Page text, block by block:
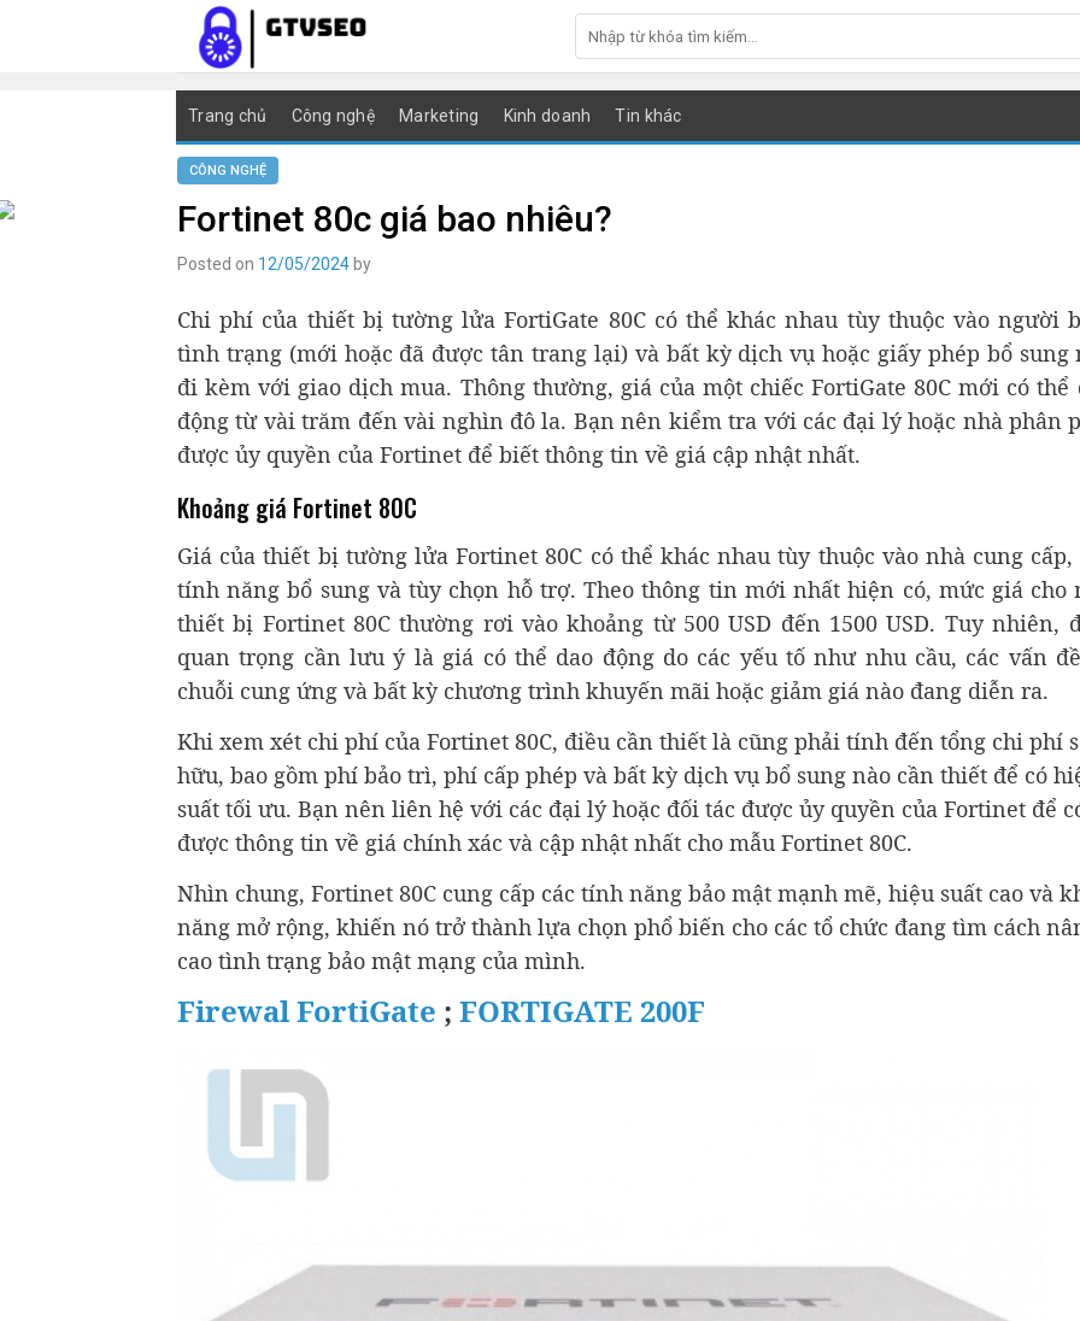
Trang chủ Công nghệ Marketing Kinh doanh Tin khác
CÔNG NGHỆ
Fortinet 80c giá bao nhiêu?
Posted on 12/05/2024 by
Chi phí của thiết bị tường lửa FortiGate 80C có thể khác nhau tùy thuộc vào người
tình trạng (mới hoặc đã được tân trang lại) và bất kỳ dịch vụ hoặc giấy phép bổ sung
đi kèm với giao dịch mua. Thông thường, giá của một chiếc FortiGate 80C mới có thể
động từ vài trăm đến vài nghìn đô la. Bạn nên kiểm tra với các đại lý hoặc nhà phân
được ủy quyền của Fortinet để biết thông tin về giá cập nhật nhất.
Khoảng giá Fortinet 80C
Giá của thiết bị tường lửa Fortinet 80C có thể khác nhau tùy thuộc vào nhà cung cấp,
tính năng bổ sung và tùy chọn hỗ trợ. Theo thông tin mới nhất hiện có, mức giá cho
thiết bị Fortinet 80C thường rơi vào khoảng từ 500 USD đến 1500 USD. Tuy nhiên,
quan trọng cần lưu ý là giá có thể dao động do các yếu tố như nhu cầu, các vấn
chuỗi cung ứng và bất kỳ chương trình khuyến mãi hoặc giảm giá nào đang diễn ra.
Khi xem xét chi phí của Fortinet 80C, điều cần thiết là cũng phải tính đến tổng chi phí
hữu, bao gồm phí bảo trì, phí cấp phép và bất kỳ dịch vụ bổ sung nào cần thiết để có
suất tối ưu. Bạn nên liên hệ với các đại lý hoặc đối tác được ủy quyền của Fortinet để
được thông tin về giá chính xác và cập nhật nhất cho mẫu Fortinet 80C.
Nhìn chung, Fortinet 80C cung cấp các tính năng bảo mật mạnh mẽ, hiệu suất cao và
năng mở rộng, khiến nó trở thành lựa chọn phổ biến cho các tổ chức đang tìm cách
cao tình trạng bảo mật mạng của mình.
Firewal FortiGate ; FORTIGATE 200F